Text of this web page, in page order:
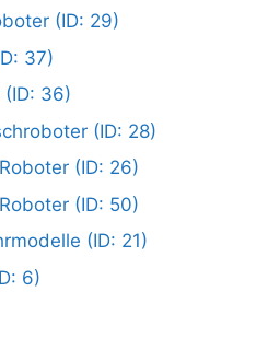
(ID: 29)
37)
(ID: 36)
(ID: 28)
(ID: 26)
(ID: 50)
(ID: 21)
6)